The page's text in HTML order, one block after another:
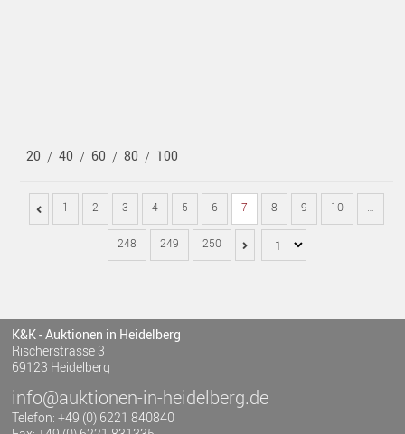
20 / 40 / 60 / 80 / 100
1 2 3 4 5 6 7 8 9 10 …
248 249 250
K&K - Auktionen in Heidelberg
Rischerstrasse 3
69123 Heidelberg
info@auktionen-in-heidelberg.de
Telefon: +49 (0) 6221 840840